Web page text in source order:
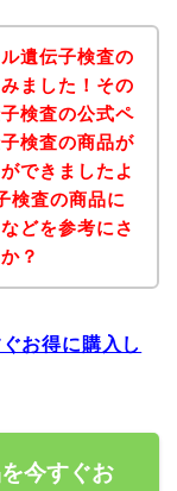
遺伝子検査の
ました！その
検査の公式ペ
検査の商品が
できましたよ
検査の商品に
どを参考にさ
？
お得に購入し
今すぐお